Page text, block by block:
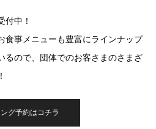
付中！
食事メニューも豊富にラインナップ
るので、団体でのお客さまのさまざ
グ予約はコチラ